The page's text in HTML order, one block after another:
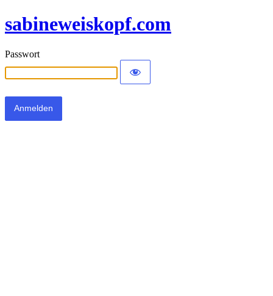
sabineweiskopf.com
Passwort